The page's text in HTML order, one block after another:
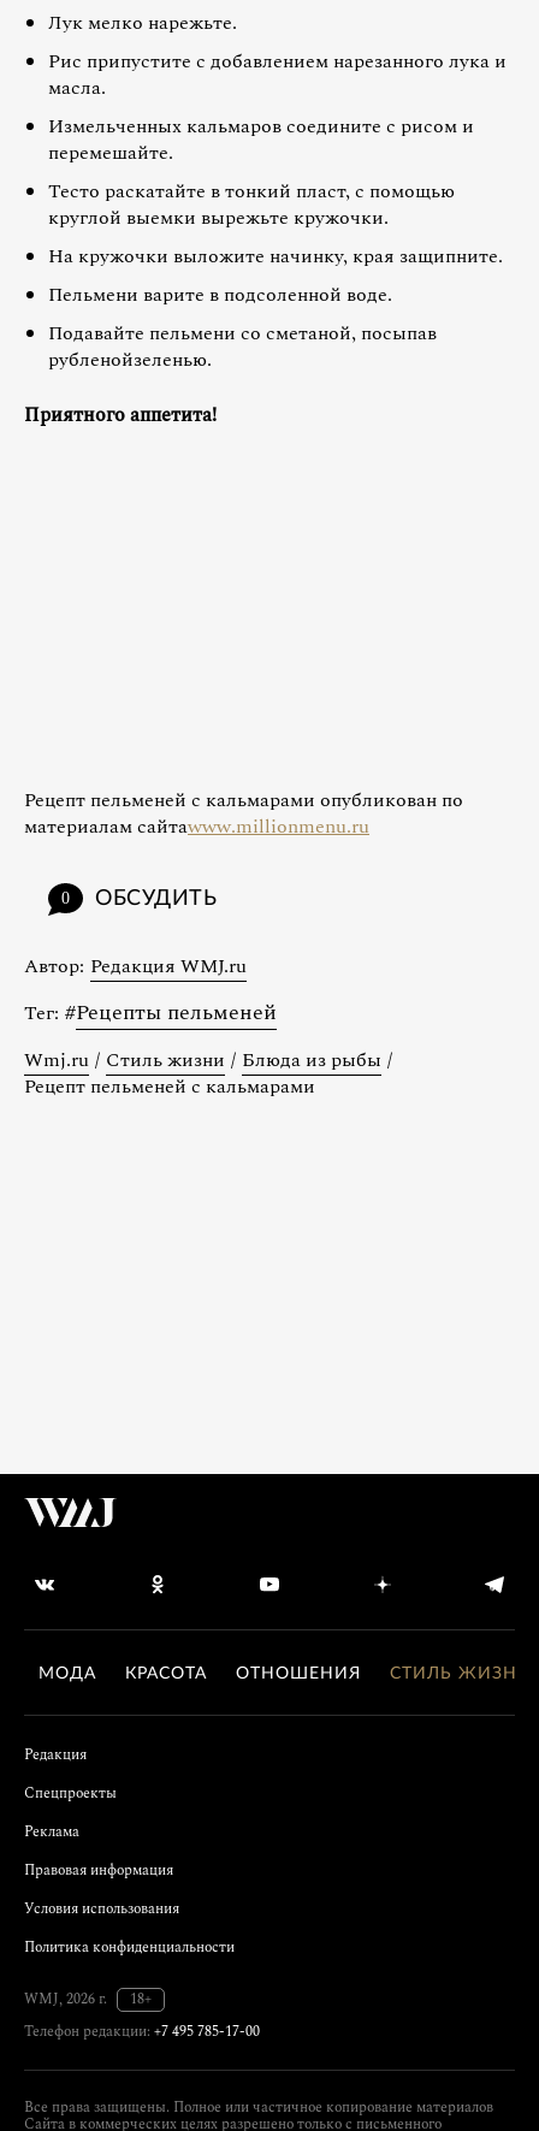
Лук мелко нарежьте.
Рис припустите с добавлением нарезанного лука и
масла.
Измельченных кальмаров соедините с рисом и
перемешайте.
Тесто раскатайте в тонкий пласт, с помощью
круглой выемки вырежьте кружочки.
На кружочки выложите начинку, края защипните.
Пельмени варите в подсоленной воде.
Подавайте пельмени со сметаной, посыпав
рубленойзеленью.
Приятного аппетита!
Рецепт пельменей с кальмарами опубликован по
материалам сайтаwww.millionmenu.ru
0 ОБСУДИТЬ
Автор: Редакция WMJ.ru
Тег: #Рецепты пельменей
Wmj.ru / Стиль жизни / Блюда из рыбы /
Рецепт пельменей с кальмарами
МОДА КРАСОТА ОТНОШЕНИЯ СТИЛЬ ЖИЗНИ
Редакция
Спецпроекты
Реклама
Правовая информация
Условия использования
Политика конфиденциальности
WMJ, 2026 г.
18+
Телефон редакции: +7 495 785-17-00
Все права защищены. Полное или частичное копирование материалов
Сайта в коммерческих целях разрешено только с письменного